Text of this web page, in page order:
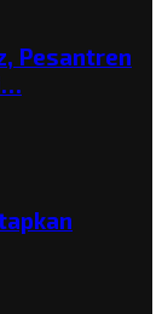
Pesantren